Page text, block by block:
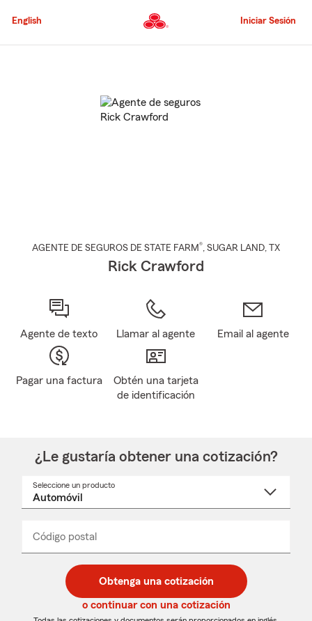
al
principal
English Iniciar Sesión
AGENTE DE SEGUROS DE STATE FARM®, SUGAR LAND, TX
Rick Crawford
Agente de texto Llamar al agente Email al agente
Pagar una factura
Obtén una tarjeta
de identificación
¿Le gustaría obtener una cotización?
Seleccione un producto
desplegable
Código postal
de
5
dígitos
de
5
dígitos
_____
Obtenga una cotización
o continuar con una cotización